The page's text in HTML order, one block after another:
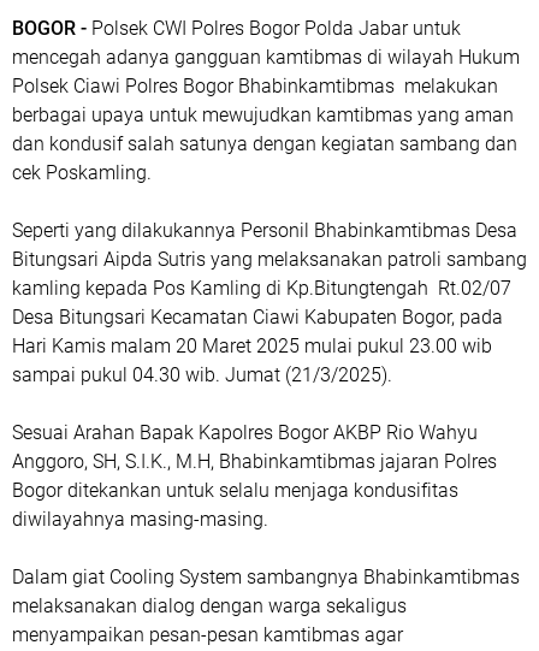
BOGOR - Polsek CWI Polres Bogor Polda Jabar untuk
mencegah adanya gangguan kamtibmas di wilayah Hukum
Polsek Ciawi Polres Bogor Bhabinkamtibmas melakukan
berbagai upaya untuk mewujudkan kamtibmas yang aman
dan kondusif salah satunya dengan kegiatan sambang dan
cek Poskamling.
Seperti yang dilakukannya Personil Bhabinkamtibmas Desa
Bitungsari Aipda Sutris yang melaksanakan patroli sambang
kamling kepada Pos Kamling di Kp.Bitungtengah Rt.02/07
Desa Bitungsari Kecamatan Ciawi Kabupaten Bogor, pada
Hari Kamis malam 20 Maret 2025 mulai pukul 23.00 wib
sampai pukul 04.30 wib. Jumat (21/3/2025).
Sesuai Arahan Bapak Kapolres Bogor AKBP Rio Wahyu
Anggoro, SH, S.I.K., M.H, Bhabinkamtibmas jajaran Polres
Bogor ditekankan untuk selalu menjaga kondusifitas
diwilayahnya masing-masing.
Dalam giat Cooling System sambangnya Bhabinkamtibmas
melaksanakan dialog dengan warga sekaligus
menyampaikan pesan-pesan kamtibmas agar